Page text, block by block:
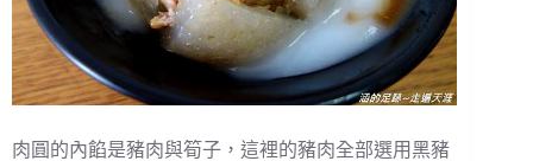
肉圓的內餡是豬肉與筍子，這裡的豬肉全部選用黑豬